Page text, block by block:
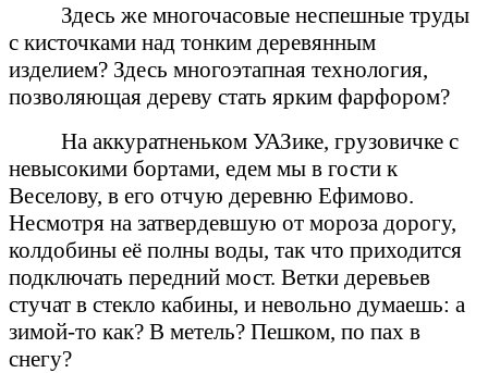
Здесь же многочасовые неспешные труды
с кисточками над тонким деревянным
изделием? Здесь многоэтапная технология,
позволяющая дереву стать ярким фарфором?
На аккуратненьком УАЗике, грузовичке с
невысокими бортами, едем мы в гости к
Веселову, в его отчую деревню Ефимово.
Несмотря на затвердевшую от мороза дорогу,
колдобины её полны воды, так что приходится
подключать передний мост. Ветки деревьев
стучат в стекло кабины, и невольно думаешь: а
зимой-то как? В метель? Пешком, по пах в
снегу?